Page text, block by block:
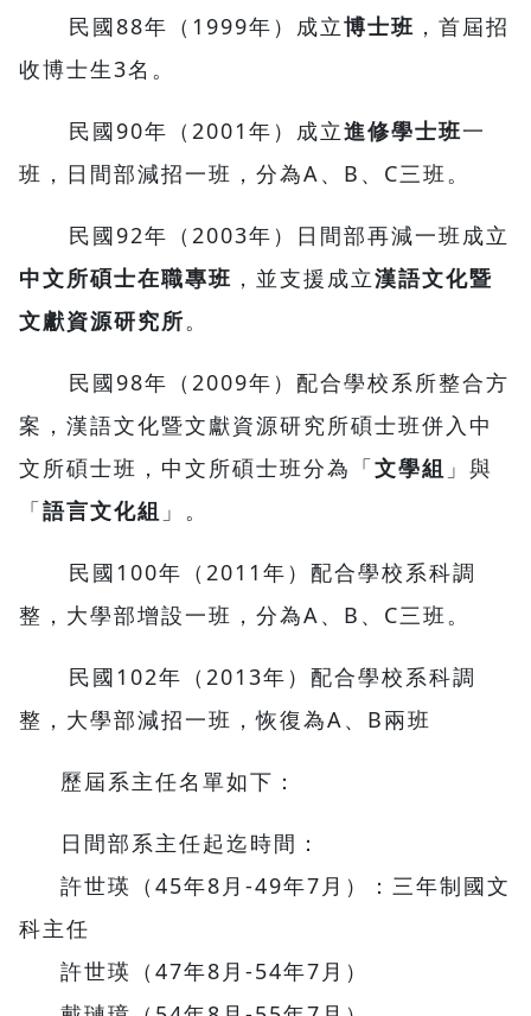
民國88年（1999年）成立博士班 ，首屆招
收博士生3名。
民國90年（2001年）成立進修學士班一
班，日間部減招一班，分為A、B、C三班。
民國92年（2003年）日間部再減一班成立
中文所碩士在職專班 ，並支援成立漢語文化暨
文獻資源研究所。
民國98年（2009年）配合學校系所整合方
案，漢語文化暨文獻資源研究所碩士班併入中
文所碩士班，中文所碩士班分為「文學組 」與
「語言文化組 」。
民國100年（2011年）配合學校系科調
整，大學部增設一班，分為A、B、C三班。
民國102年（2013年）配合學校系科調
整，大學部減招一班，恢復為A、B兩班
歷屆系主任名單如下：
日間部系主任起迄時間：
許世瑛（45年8月-49年7月）：三年制國文
科主任
許世瑛（47年8月-54年7月）